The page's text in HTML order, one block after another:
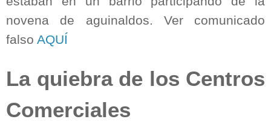
novena de aguinaldos. Ver comunicado
falso AQUÍ
La quiebra de los Centros
Comerciales